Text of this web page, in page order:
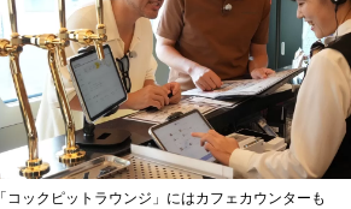
「コックピットラウンジ」にはカフェカウンターも